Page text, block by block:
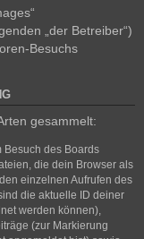
„der Betreiber“)
Besuchs
gesammelt:
Besuch des Boards
die dein Browser als
einzelnen Aufrufen des
die aktuelle ID deiner
werden können),
(zur Markierung